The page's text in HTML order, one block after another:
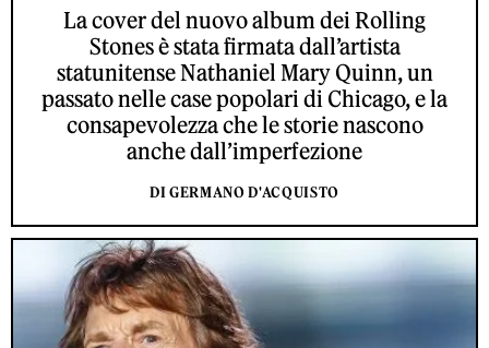
La cover del nuovo album dei Rolling
Stones è stata firmata dall’artista
statunitense Nathaniel Mary Quinn, un
passato nelle case popolari di Chicago, e la
consapevolezza che le storie nascono
anche dall’imperfezione
DI GERMANO D'ACQUISTO